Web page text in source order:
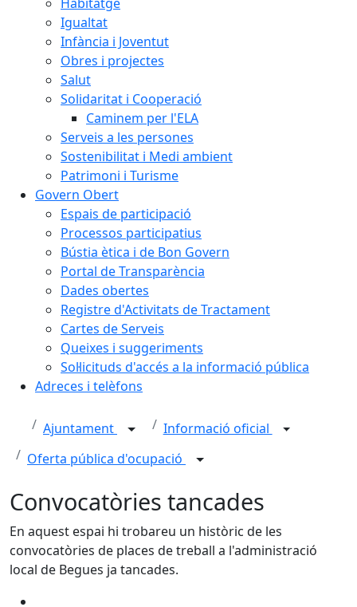
Igualtat
Infància i Joventut
Obres i projectes
Salut
Solidaritat i Cooperació
Caminem per l'ELA
Serveis a les persones
Sostenibilitat i Medi ambient
Patrimoni i Turisme
Govern Obert
Espais de participació
Processos participatius
Bústia ètica i de Bon Govern
Portal de Transparència
Dades obertes
Registre d'Activitats de Tractament
Cartes de Serveis
Queixes i suggeriments
Sol·licituds d'accés a la informació pública
Adreces i telèfons
Ajuntament
Informació oficial
Oferta pública d'ocupació
Convocatòries tancades
En aquest espai hi trobareu un històric de les
convocatòries de places de treball a l'administració
local de Begues ja tancades.